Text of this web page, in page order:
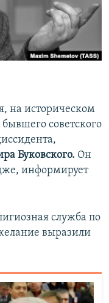
на историческом
советского
Буковского. Он
информирует
служба по
выразили